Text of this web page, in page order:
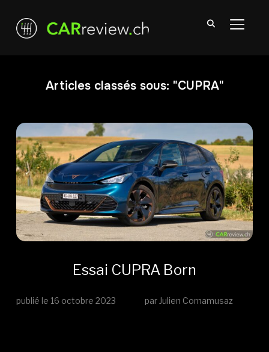
Articles classés sous: "CUPRA"
Essai CUPRA Born
publié le 16 octobre 2023 par Julien Cornamusaz